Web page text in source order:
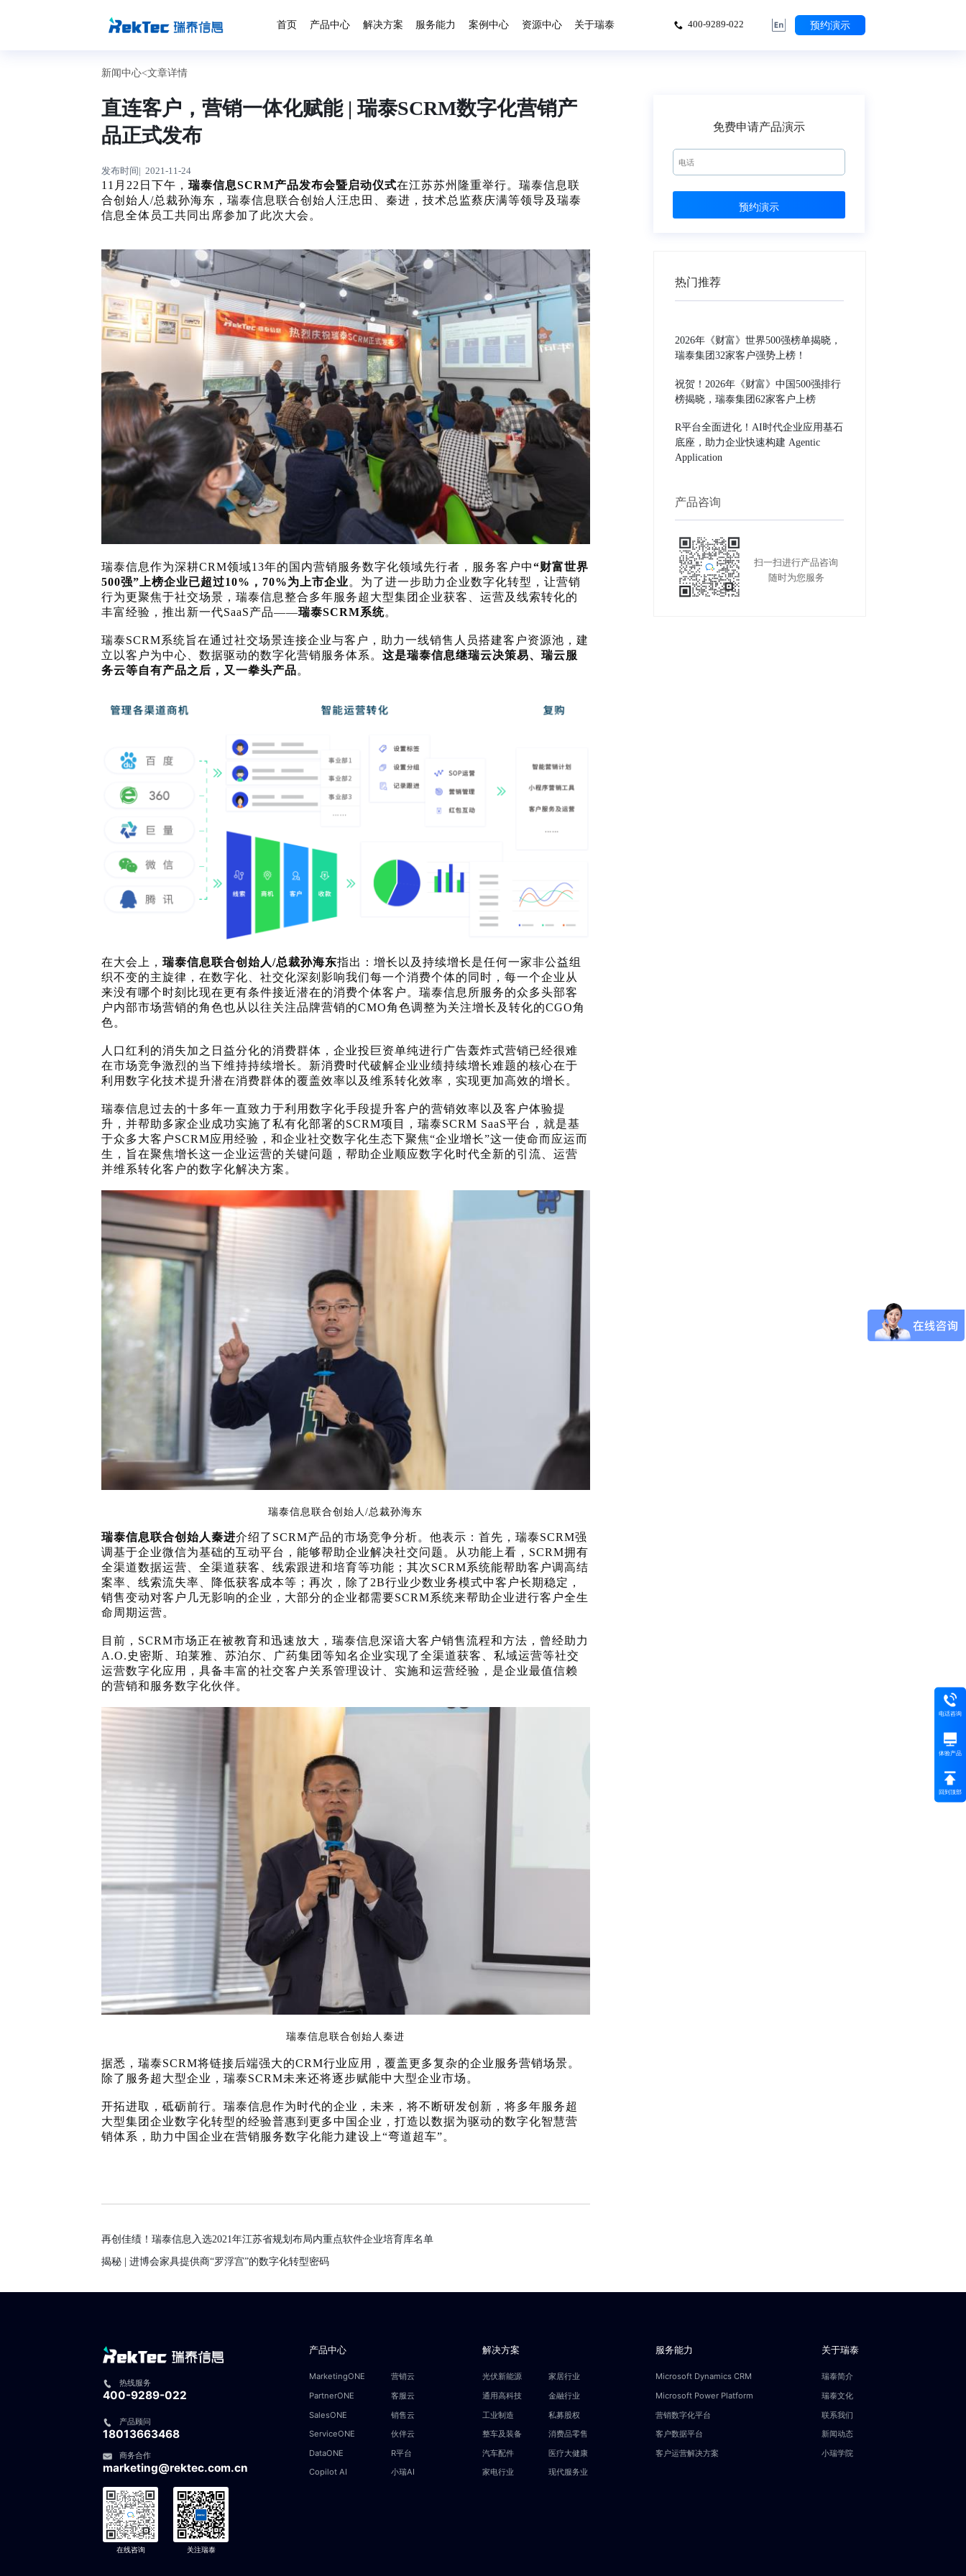
首页 产品中心 解决方案 服务能力 案例中心 资源中心 关于瑞泰 400-9289-022 预约演示
电话咨询
体验产品
回到顶部
新闻中心<文章详情
直连客户，营销一体化赋能 | 瑞泰SCRM数字化营销产
品正式发布
发布时间| 2021-11-24
11月22日下午，瑞泰信息SCRM产品发布会暨启动仪式在江苏苏州隆重举行。瑞泰信息联
合创始人/总裁孙海东，瑞泰信息联合创始人汪忠田、秦进，技术总监蔡庆满等领导及瑞泰
信息全体员工共同出席参加了此次大会。
瑞泰信息作为深耕CRM领域13年的国内营销服务数字化领域先行者，服务客户中“财富世界
500强”上榜企业已超过10%，70%为上市企业。为了进一步助力企业数字化转型，让营销
行为更聚焦于社交场景，瑞泰信息整合多年服务超大型集团企业获客、运营及线索转化的
丰富经验，推出新一代SaaS产品——瑞泰SCRM系统。
瑞泰SCRM系统旨在通过社交场景连接企业与客户，助力一线销售人员搭建客户资源池，建
立以客户为中心、数据驱动的数字化营销服务体系。这是瑞泰信息继瑞云决策易、瑞云服
务云等自有产品之后，又一拳头产品。
在大会上，瑞泰信息联合创始人/总裁孙海东指出：增长以及持续增长是任何一家非公益组
织不变的主旋律，在数字化、社交化深刻影响我们每一个消费个体的同时，每一个企业从
来没有哪个时刻比现在更有条件接近潜在的消费个体客户。瑞泰信息所服务的众多头部客
户内部市场营销的角色也从以往关注品牌营销的CMO角色调整为关注增长及转化的CGO角
色。
人口红利的消失加之日益分化的消费群体，企业投巨资单纯进行广告轰炸式营销已经很难
在市场竞争激烈的当下维持持续增长。新消费时代破解企业业绩持续增长难题的核心在于
利用数字化技术提升潜在消费群体的覆盖效率以及维系转化效率，实现更加高效的增长。
瑞泰信息过去的十多年一直致力于利用数字化手段提升客户的营销效率以及客户体验提
升，并帮助多家企业成功实施了私有化部署的SCRM项目，瑞泰SCRM SaaS平台，就是基
于众多大客户SCRM应用经验，和企业社交数字化生态下聚焦“企业增长”这一使命而应运而
生，旨在聚焦增长这一企业运营的关键问题，帮助企业顺应数字化时代全新的引流、运营
并维系转化客户的数字化解决方案。
瑞泰信息联合创始人/总裁孙海东
瑞泰信息联合创始人秦进介绍了 SCRM产品的市场竞争分析。他表示：首先，瑞泰SCRM强
调基于企业微信为基础的互动平台，能够帮助企业解决社交问题。从功能上看，SCRM拥有
全渠道数据运营、全渠道获客、线索跟进和培育等功能；其次SCRM系统能帮助客户调高结
案率、线索流失率、降低获客成本等；再次，除了2B行业少数业务模式中客户长期稳定，
销售变动对客户几无影响的企业，大部分的企业都需要SCRM系统来帮助企业进行客户全生
命周期运营。
目前， SCRM市场正在被教育和迅速放大，瑞泰信息深谙大客户销售流程和方法，曾经助力
A.O.史密斯、珀莱雅、苏泊尔、广药集团等知名企业实现了全渠道获客、私域运营等社交
运营数字化应用，具备丰富的社交客户关系管理设计、实施和运营经验，是企业最值信赖
的营销和服务数字化伙伴。
瑞泰信息联合创始人秦进
据悉 ，瑞泰SCRM将链接后端强大的CRM行业应用，覆盖更多复杂的企业服务营销场景。
除了服务超大型企业，瑞泰SCRM未来还将逐步赋能中大型企业市场。
开拓进取，砥砺前行。瑞泰信息作为时代的企业，未来，将不断研发创新，将多年服务超
大型集团企业数字化转型的经验普惠到更多中国企业，打造以数据为驱动的数字化智慧营
销体系，助力中国企业在营销服务数字化能力建设上“弯道超车”。
再创佳绩！瑞泰信息入选2021年江苏省规划布局内重点软件企业培育库名单
揭秘 | 进博会家具提供商“罗浮宫”的数字化转型密码
免费申请产品演示
热门推荐
2026年《财富》世界500强榜单揭晓，
瑞泰集团32家客户强势上榜！
祝贺！2026年《财富》中国500强排行
榜揭晓，瑞泰集团62家客户上榜
R平台全面进化！AI时代企业应用基石
底座，助力企业快速构建 Agentic
Application
产品咨询
扫一扫进行产品咨询
随时为您服务
热线服务
400-9289-022
产品顾问
18013663468
商务合作
marketing@rektec.com.cn
在线咨询 关注瑞泰
产品中心
MarketingONE
PartnerONE
SalesONE
ServiceONE
DataONE
Copilot AI
营销云
客服云
销售云
伙伴云
R平台
小瑞AI
解决方案
光伏新能源
通用高科技
工业制造
整车及装备
汽车配件
家电行业
家居行业
金融行业
私募股权
消费品零售
医疗大健康
现代服务业
服务能力
Microsoft Dynamics CRM
Microsoft Power Platform
营销数字化平台
客户数据平台
客户运营解决方案
关于瑞泰
瑞泰简介
瑞泰文化
联系我们
新闻动态
小瑞学院